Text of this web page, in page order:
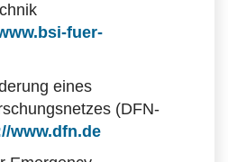
fuer-
eines
(DFN-
www.dfn.de